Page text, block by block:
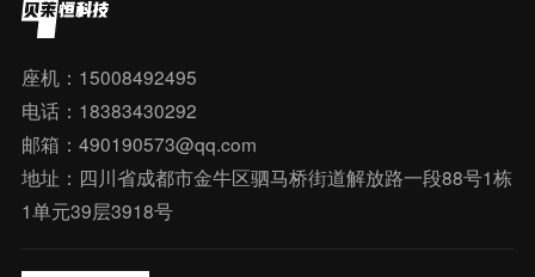
座机：15008492495
电话：18383430292
邮箱：490190573@qq.com
地址：四川省成都市金牛区驷马桥街道解放路一段88号1栋
1单元39层3918号